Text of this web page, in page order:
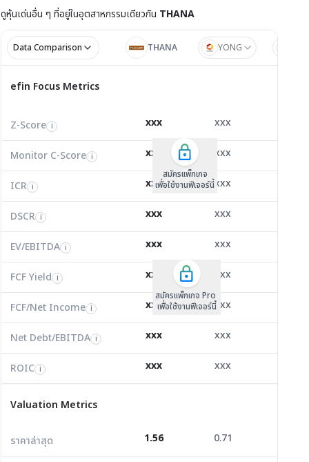
ทางเทคนิค สิทธิประโยชน์ แบบรายงาน
ดูหุ้นเด่นอื่น ๆ ที่อยู่ในอุตสาหกรรมเดียวกัน THANA
Data Comparison THANA YONG
efin Focus Metrics
Z-Score i 1.50 1.71
Monitor C-Score
0.00 0.00
ICR i -3.56 3.21
DSCR
EV/EBITDA
FCF Yield i 0.00 29.79
FCF/Net Income
0.00 9.40
29.84 1.85
ROIC i 1.00 2.40
P/BV
0.78 0.56
efin Focus Metrics
Z-Score i
Monitor C-Score i
ICR i
DSCR i
สมัครแพ็คเกจ B
เพื่อใช้งานฟีเจอร์นี้
EV/EBITDA
FCF Yield i
FCF/Net Income
Net Debt/EBITDA
ROIC i
สมัครแพ็คเกจ B
เพื่อใช้งานฟีเจอร์นี้
Z-Score i xxx xxx
Monitor C-Score i xxx xxx
ICR i xxx xxx
DSCR i xxx xxx
สมัครแพ็กเกจ
เพื่อใช้งานฟีเจอร์นี้
EV/EBITDA i xxx xxx
FCF Yield i xxx xxx
FCF/Net Income i xxx xxx
Net Debt/EBITDA i xxx xxx
ROIC i xxx xxx
สมัครแพ็กเกจ Pro
เพื่อใช้งานฟีเจอร์นี้
Valuation Metrics
ราคาล่าสุด 1.56 0.71